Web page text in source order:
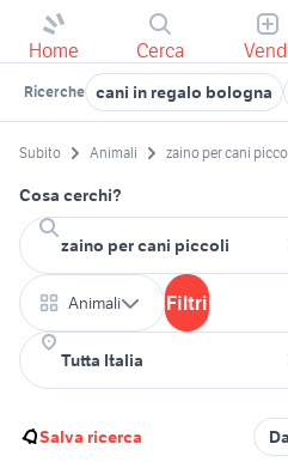
Home Cerca
Ricerche cani in regalo bologna
Subito Animali zaino per cani
Cosa cerchi?
Animali Filtri
Salva ricerca